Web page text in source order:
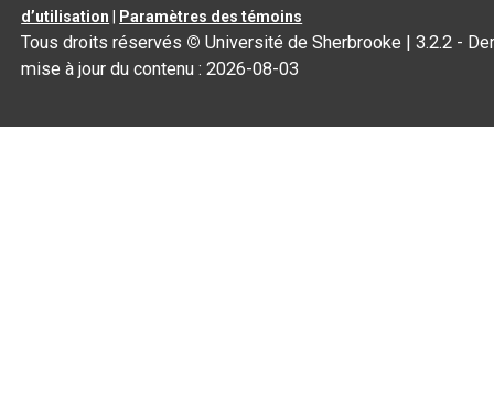
d’utilisation
Paramètres des témoins
Tous droits réservés © Université de Sherbrooke |3.2.2 -
mise à jour du contenu :2026-08-03